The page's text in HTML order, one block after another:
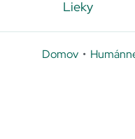
Lieky
Domov •